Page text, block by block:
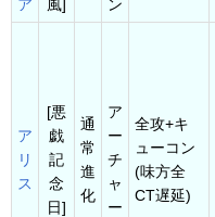
ア 風] ン
ア
リ
ス
[悪
戯
記
念
日]
通
常
進
化
ア
ー
チ
ャ
ー
全攻+キ
ューコン
(味方全
CT遅延)